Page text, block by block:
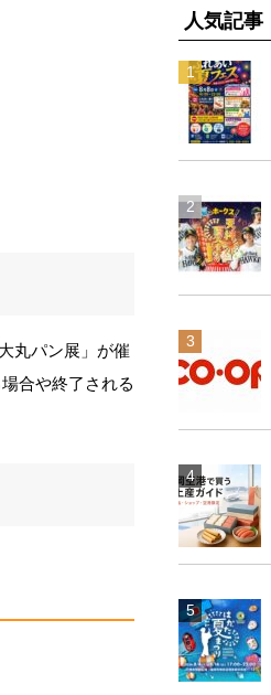
丸パン展」が催
合や終了される
人気記事